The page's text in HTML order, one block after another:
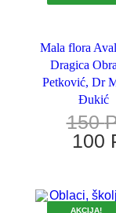
Mala flora
Dragica
Petković, Dr
Đukić
150
100
AKCIJA!